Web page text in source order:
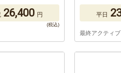
26,400 円 平日
最終アクティ